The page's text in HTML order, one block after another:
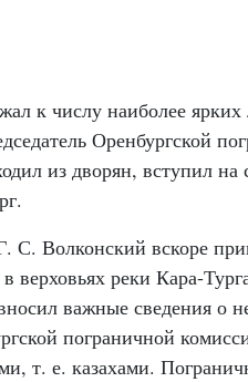
к числу наиболее
Оренбургской
из дворян, вступил
С. Волконский вскоре
верховьях реки Кара-
важные сведения о
пограничной
т. е. казахами.